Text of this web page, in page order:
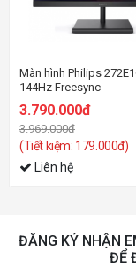
Màn hình Philips
144Hz Freesync
3.790.000đ
3.969.000đ
(Tiết kiệm: 179.000đ)
Liên hệ
ĐĂNG KÝ NHẬN
ĐỂ